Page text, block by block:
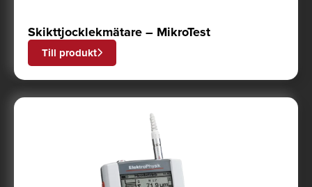
Skikttjocklekmätare – MikroTest
Till produkt